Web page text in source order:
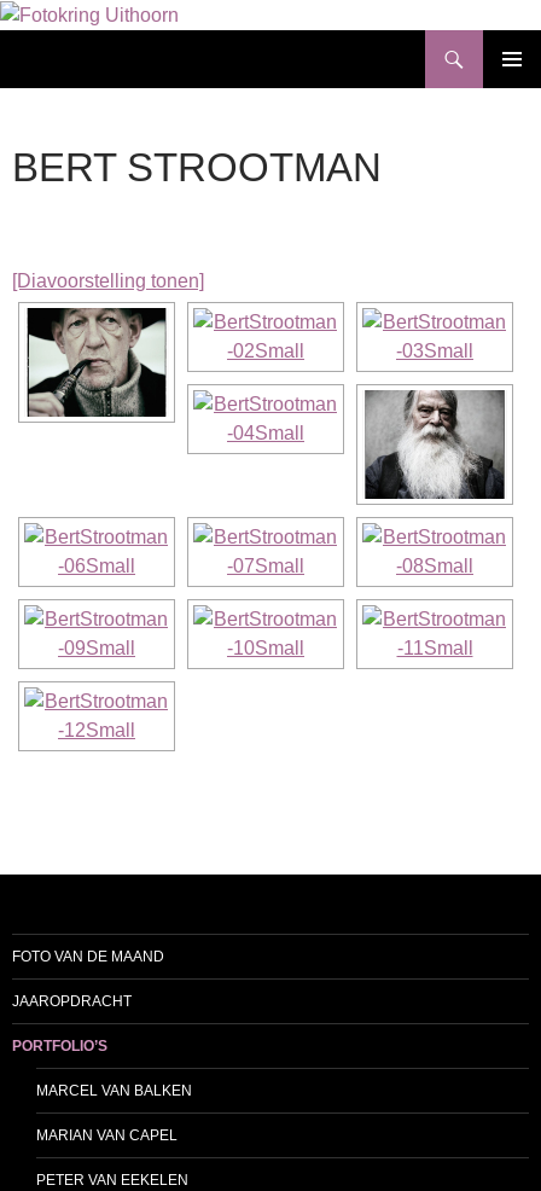
Ga
BERT STROOTMAN
[Diavoorstelling tonen]
FOTO VAN DE MAAND
JAAROPDRACHT
PORTFOLIO’S
MARCEL VAN BALKEN
MARIAN VAN CAPEL
PETER VAN EEKELEN